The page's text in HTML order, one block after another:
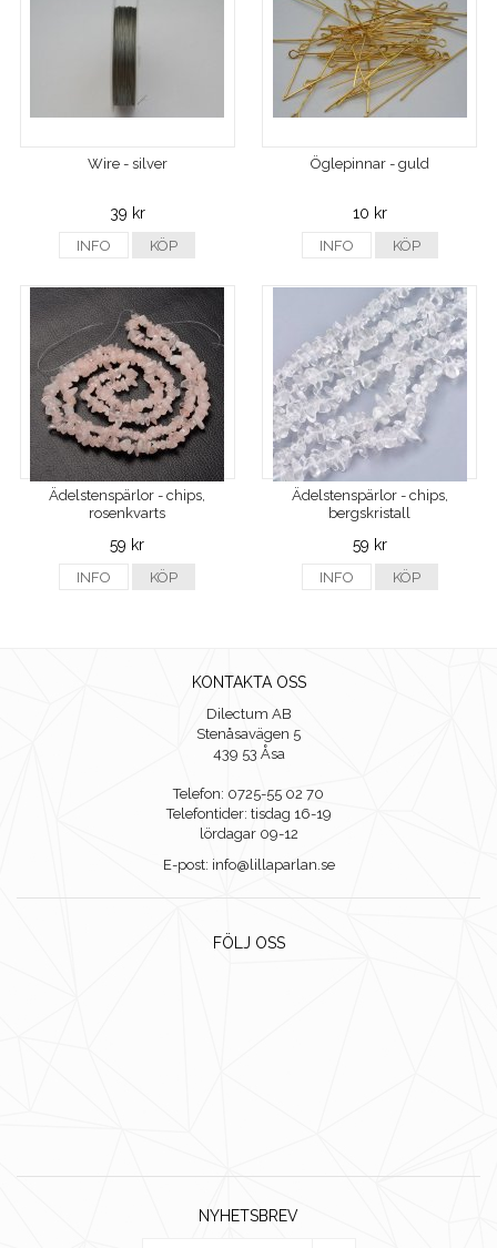
Wire - silver
39 kr
INFO KÖP
Öglepinnar - guld
10 kr
INFO KÖP
Ädelstenspärlor - chips,
rosenkvarts
59 kr
INFO KÖP
Ädelstenspärlor - chips,
bergskristall
59 kr
INFO KÖP
KONTAKTA OSS
Dilectum AB
Stenåsavägen 5
439 53 Åsa
Telefon: 0725-55 02 70
Telefontider: tisdag 16-19
lördagar 09-12
E-post: info@lillaparlan.se
FÖLJ OSS
NYHETSBREV